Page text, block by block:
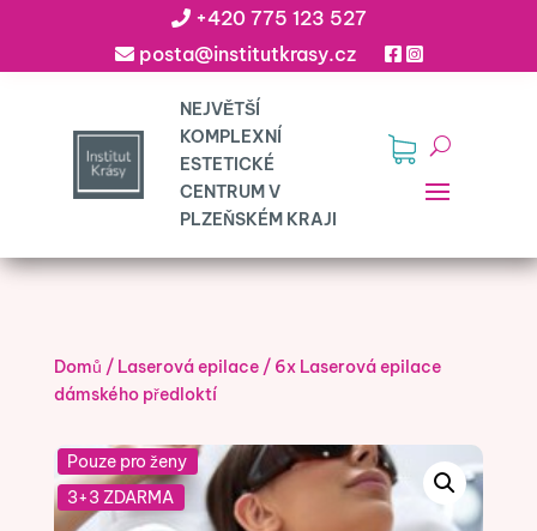
+420 775 123 527
posta@institutkrasy.cz
Domů / Laserová epilace/ 6x Laserová epilace
dámského předloktí
Pouze pro ženy
3+3 ZDARMA